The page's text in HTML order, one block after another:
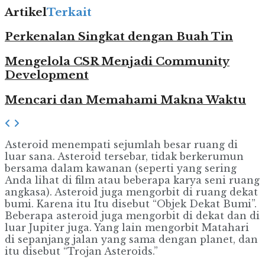
ArtikelTerkait
Perkenalan Singkat dengan Buah Tin
Mengelola CSR Menjadi Community
Development
Mencari dan Memahami Makna Waktu
Asteroid menempati sejumlah besar ruang di
luar sana. Asteroid tersebar, tidak berkerumun
bersama dalam kawanan (seperti yang sering
Anda lihat di film atau beberapa karya seni ruang
angkasa). Asteroid juga mengorbit di ruang dekat
bumi. Karena itu Itu disebut “Objek Dekat Bumi”.
Beberapa asteroid juga mengorbit di dekat dan di
luar Jupiter juga. Yang lain mengorbit Matahari
di sepanjang jalan yang sama dengan planet, dan
itu disebut “Trojan Asteroids.”